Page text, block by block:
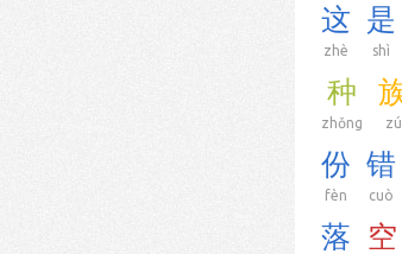
这
zhè
是
shì
种
zhǒng zú
份
fèn
错
cuò
落 空